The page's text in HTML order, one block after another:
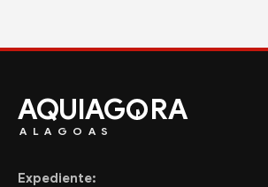
AQUIAG RA
ALAGOAS
Expediente: